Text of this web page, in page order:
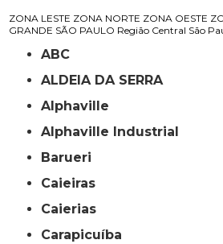
ZONA LESTE ZONA NORTE ZONA OESTE
GRANDE SÃO PAULO Região Central São
ABC
ALDEIA DA SERRA
Alphaville
Alphaville Industrial
Barueri
Caieiras
Caierias
Carapicuíba